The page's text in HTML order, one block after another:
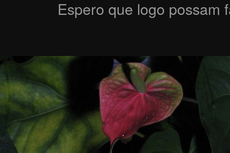
Espero que logo possam